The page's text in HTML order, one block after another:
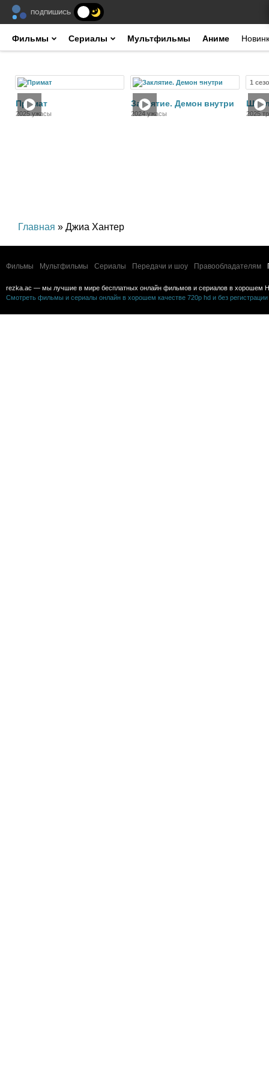
ПОДПИШИСЬ
Фильмы Сериалы Мультфильмы Аниме
Примат
2025 ужасы
Фильм
Заклятие. Демон внутри
2024 ужасы
1
2025
Главная » Джиа Хантер
Фильмы Мультфильмы Сериалы Передачи и шоу Правообладателям
rezka.ac — мы лучшие в мире бесплатных онлайн фильмов и сериалов в хорошем
Смотреть фильмы и сериалы онлайн в хорошем качестве 720p hd и без